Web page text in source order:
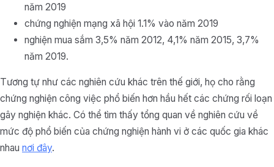
năm 2019
chứng nghiện mạng xã hội 1.1% vào năm 2019
nghiện mua sắm 3,5% năm 2012, 4,1% năm 2015, 3,7%
năm 2019.
Tương tự như các nghiên cứu khác trên thế giới, họ cho rằng
chứng nghiện công việc phổ biến hơn hầu hết các chứng rối loạn
gây nghiện khác. Có thể tìm thấy tổng quan về nghiên cứu về
mức độ phổ biến của chứng nghiện hành vi ở các quốc gia khác
nhau nơi đây.